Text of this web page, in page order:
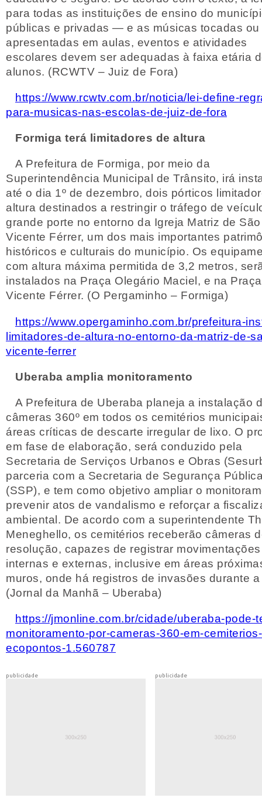
para todas as instituições de ensino do
públicas e privadas — e as músicas tocadas ou
apresentadas em aulas, eventos e atividades
escolares devem ser adequadas à faixa etária
alunos. (RCWTV – Juiz de Fora)
https://www.rcwtv.com.br/noticia/lei-define-
para-musicas-nas-escolas-de-juiz-de-fora
Formiga terá limitadores de altura
A Prefeitura de Formiga, por meio da
Superintendência Municipal de Trânsito, irá
até o dia 1º de dezembro, dois pórticos
altura destinados a restringir o tráfego de
grande porte no entorno da Igreja Matriz de São
Vicente Férrer, um dos mais importantes
históricos e culturais do município. Os
com altura máxima permitida de 3,2 metros,
instalados na Praça Olegário Maciel, e na
Vicente Férrer. (O Pergaminho – Formiga)
https://www.opergaminho.com.br/prefeitura-
limitadores-de-altura-no-entorno-da-matriz-de-
vicente-ferrer
Uberaba amplia monitoramento
A Prefeitura de Uberaba planeja a instalação
câmeras 360º em todos os cemitérios
áreas críticas de descarte irregular de lixo. O
em fase de elaboração, será conduzido pela
Secretaria de Serviços Urbanos e Obras
parceria com a Secretaria de Segurança
(SSP), e tem como objetivo ampliar o
prevenir atos de vandalismo e reforçar a
ambiental. De acordo com a superintendente
Meneghello, os cemitérios receberão câmeras
resolução, capazes de registrar movimentações
internas e externas, inclusive em áreas
muros, onde há registros de invasões durante
(Jornal da Manhã – Uberaba)
https://jmonline.com.br/cidade/uberaba-pode-
monitoramento-por-cameras-360-em-
ecopontos-1.560787
publicidade publicidade